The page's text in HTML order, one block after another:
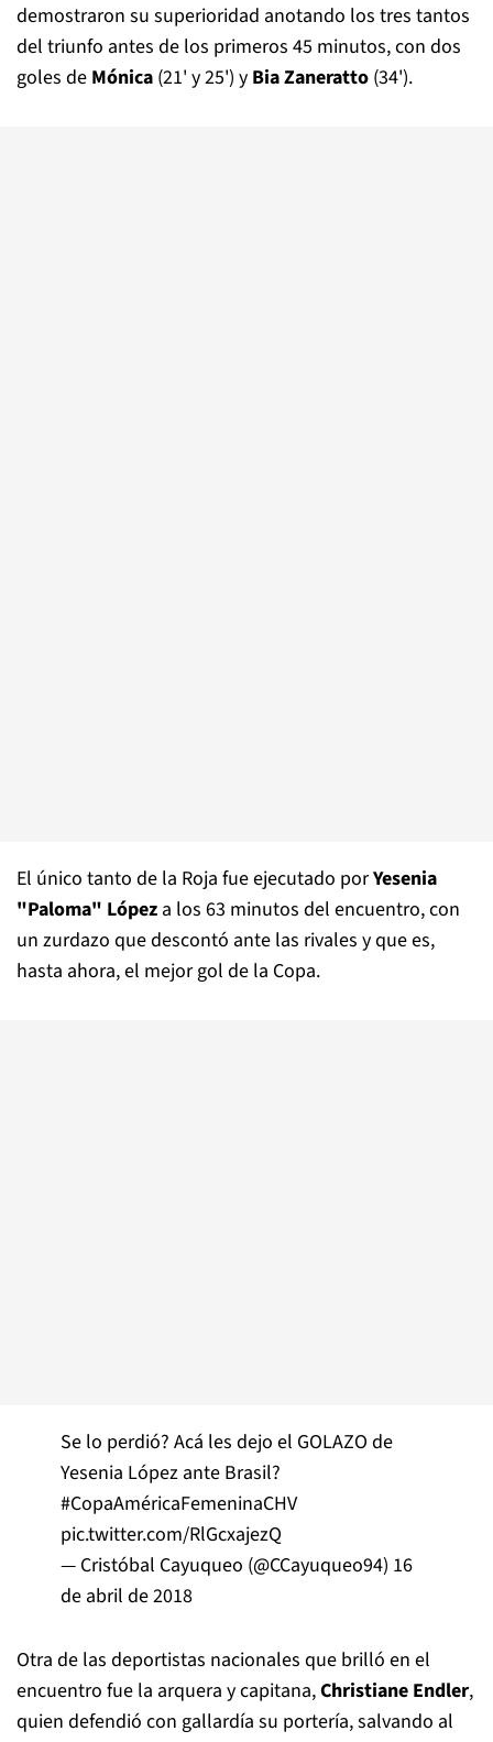
demostraron su superioridad anotando los tres tantos
del triunfo antes de los primeros 45 minutos, con dos
goles de Mónica (21' y 25') y Bia Zaneratto (34').
El único tanto de la Roja fue ejecutado porYesenia
"Paloma" López a los 63 minutos del encuentro, con
un zurdazo que descontó ante las rivales y que es,
hasta ahora, el mejor gol de la Copa.
Se lo perdió? Acá les dejo el GOLAZO de
Yesenia López ante Brasil?
#CopaAméricaFemeninaCHV
pic.twitter.com/RlGcxajezQ
— Cristóbal Cayuqueo (@CCayuqueo94) 16
de abril de 2018
Otra de las deportistas nacionales que brilló en el
encuentro fue la arquera y capitana,Christiane Endler,
quien defendió con gallardía su portería, salvando al